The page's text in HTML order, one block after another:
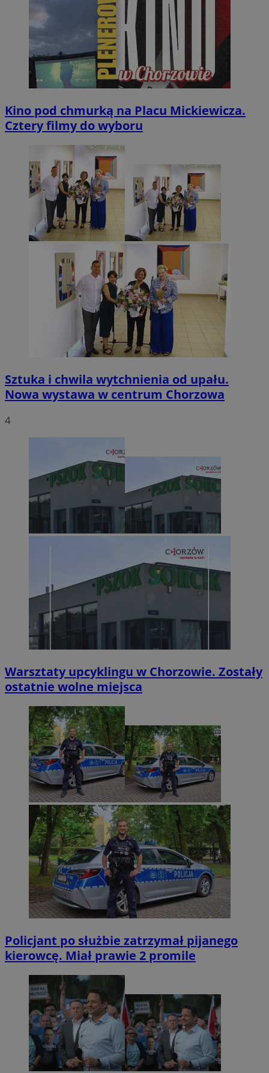
Kino pod chmurką na Placu Mickiewicza.
Cztery filmy do wyboru
Sztuka i chwila wytchnienia od upału.
Nowa wystawa w centrum Chorzowa
4
Warsztaty upcyklingu w Chorzowie. Zostały
ostatnie wolne miejsca
Policjant po służbie zatrzymał pijanego
kierowcę. Miał prawie 2 promile